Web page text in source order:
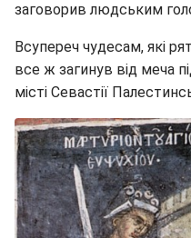
заговорив людським
Всупереч чудесам, які
все ж загинув від меча
місті Севастії